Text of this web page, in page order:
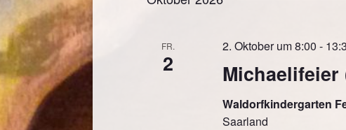
FR.
2 Michaelifeier
2. Oktober um 8:00 -
Waldorfkindergarten
Saarland